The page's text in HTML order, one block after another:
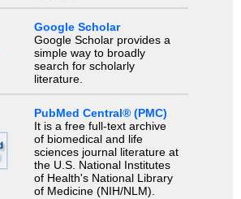
Google Scholar
Google Scholar provides a
simple way to broadly
search for scholarly
literature.
PubMed Central® (PMC)
It is a free full-text archive
of biomedical and life
sciences journal literature at
the U.S. National Institutes
of Health's National Library
of Medicine (NIH/NLM).